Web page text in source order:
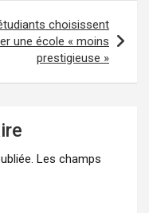
choisissent
une école « moins
prestigieuse »
Les champs